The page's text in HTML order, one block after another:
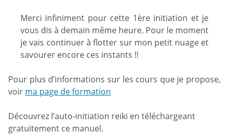
Merci infiniment pour cette 1ère initiation et je
vous dis à demain même heure. Pour le moment
je vais continuer à flotter sur mon petit nuage et
savourer encore ces instants !!
Pour plus d’informations sur les cours que je propose,
voir ma page de formation
Découvrez l’auto-initiation reiki en téléchargeant
gratuitement ce manuel.